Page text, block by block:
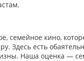
семейное кино,
Здесь есть
Наша оценка —